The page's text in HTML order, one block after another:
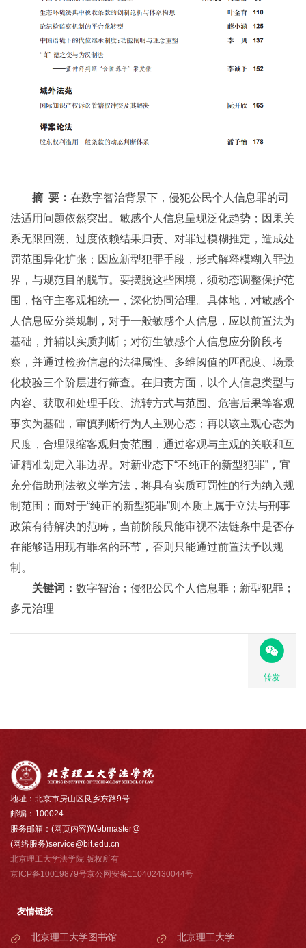
摘 要： 在数字智治背景下，侵犯公民个人信息罪的司
法适用问题依然突出。敏感个人信息呈现泛化趋势；因果关
系无限回溯、过度依赖结果归责、对罪过模糊推定，造成处
罚范围异化扩张；因应新型犯罪手段，形式解释模糊入罪边
界，与规范目的脱节。要摆脱这些困境，须动态调整保护范
围，恪守主客观相统一，深化协同治理。具体地，对敏感个
人信息应分类规制，对于一般敏感个人信息，应以前置法为
基础，并辅以实质判断；对衍生敏感个人信息应分阶段考
察，并通过检验信息的法律属性、多维阈值的匹配度、场景
化校验三个阶层进行筛查。在归责方面，以个人信息类型与
内容、获取和处理手段、流转方式与范围、危害后果等客观
事实为基础，审慎判断行为人主观心态；再以该主观心态为
尺度，合理限缩客观归责范围，通过客观与主观的关联和互
证精准划定入罪边界。对新业态下“不纯正的新型犯罪”，宜
充分借助刑法教义学方法，将具有实质可罚性的行为纳入规
制范围；而对于“纯正的新型犯罪”则本质上属于立法与刑事
政策有待解决的范畴，当前阶段只能审视不法链条中是否存
在能够适用现有罪名的环节，否则只能通过前置法予以规
制。
关键词： 数字智治；侵犯公民个人信息罪；新型犯罪；
多元治理
转发
地址：北京市房山区良乡东路9号
邮编：100024
服务邮箱：(网页内容)Webmaster@
(网络服务)service@bit.edu.cn
北京理工大学法学院 版权所有
京ICP备10019879号京公网安备110402430044号
友情链接
北京理工大学图书馆 北京理工大学